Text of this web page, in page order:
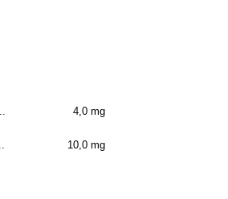
4,0 mg
10,0 mg